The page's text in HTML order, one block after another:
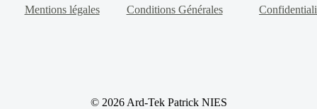
Mentions légales Conditions Générales
© 2026 Ard-Tek Patrick NIES